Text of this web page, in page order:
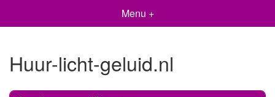
Menu +
Huur-licht-geluid.nl